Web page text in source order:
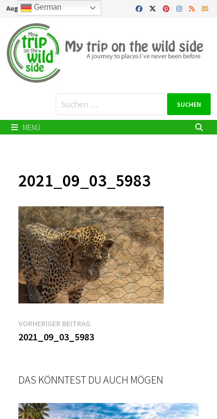
Zurück
Inhalt
August 9, 2026
Suchen
nach:
MENÜ
2021_09_03_5983
Beitragsnavigation
VORHERIGER BEITRAG
Beitrag:
2021_09_03_5983
DAS KÖNNTEST DU AUCH MÖGEN
German